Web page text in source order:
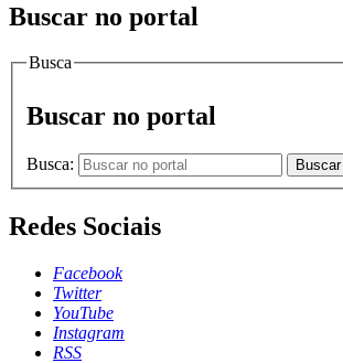
Buscar no portal
Busca
Buscar no portal
Busca: Buscar
Redes Sociais
Facebook
Twitter
YouTube
Instagram
RSS